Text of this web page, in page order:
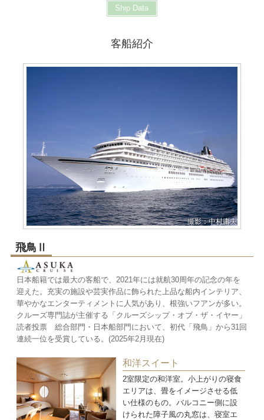
Ship Data
客船紹介
撮影：中村庸夫
飛鳥Ⅱ
日本船籍では最大の客船で、2021年には就航30周年の記念の年を
迎えた。充実の施設や芸実作品に飾られた上品な船内インテリア、
華やかなエンターティメントに人気があり、根強いフアンが多い。
クルーズ専門誌が主催する「クルーズシップ・オブ・ザ・イヤー」
読者投票 総合部門・日本船部門において、初代「飛鳥」から31回
連続一位を受賞している。(2025年2月現在)
和洋スイート
2室限定の和洋室。小上がりの寝食
エリアは、畳をイメージさせる低
い仕様のもの。バルコニー側に設
けられた障子風の丸窓は、寝室エ